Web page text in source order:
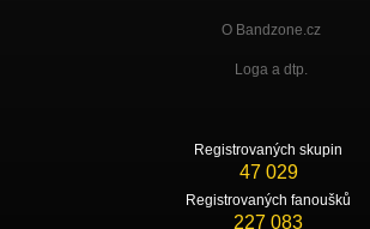
O Bandzone.cz
Loga a dtp.
Registrovaných skupin
47 029
Registrovaných fanoušků
227 083